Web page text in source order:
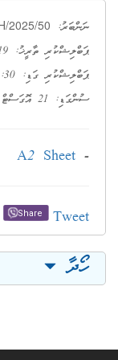
ނަންބަރު: 2025/50
ޕަބްލިޝްކުރި ތާރީޚު: 19 އޮގަސްޓް 2025
ޕަބްލިޝްކުރި ގަޑި: 11:30
ސުންގަޑި: 21 އޮގަސްޓް 2025 14:00
-
A2 Sheet
Tweet
Share
ހޯދާ